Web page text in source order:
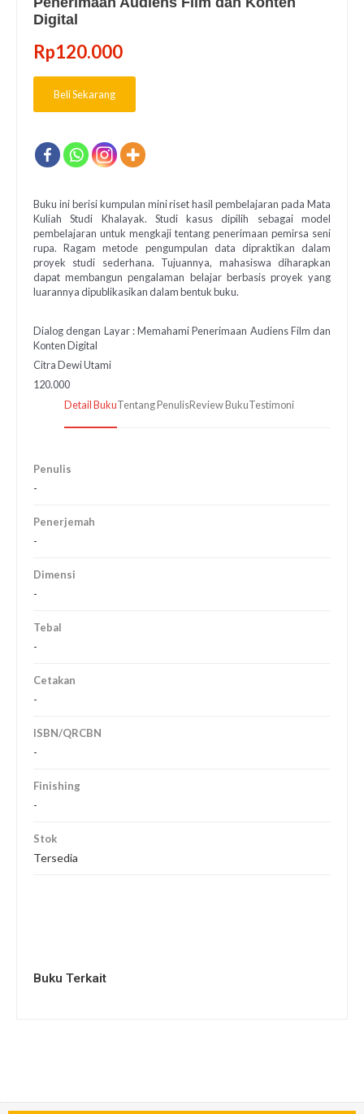
Digital
Rp120.000
Beli Sekarang
Buku ini berisi kumpulan mini riset hasil pembelajaran pada Mata
Kuliah Studi Khalayak. Studi kasus dipilih sebagai model
pembelajaran untuk mengkaji tentang penerimaan pemirsa seni
rupa. Ragam metode pengumpulan data dipraktikan dalam
proyek studi sederhana. Tujuannya, mahasiswa diharapkan
dapat membangun pengalaman belajar berbasis proyek yang
luarannya dipublikasikan dalam bentuk buku.
Dialog dengan Layar : Memahami Penerimaan Audiens Film dan
Konten Digital
Citra Dewi Utami
120.000
Detail BukuTentang PenulisReview BukuTestimoni
Penulis
-
Penerjemah
-
Dimensi
-
Tebal
-
Cetakan
-
ISBN/QRCBN
-
Finishing
-
Stok
Tersedia
Buku Terkait